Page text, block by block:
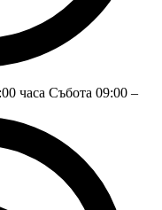
часа Събота 09:00 –